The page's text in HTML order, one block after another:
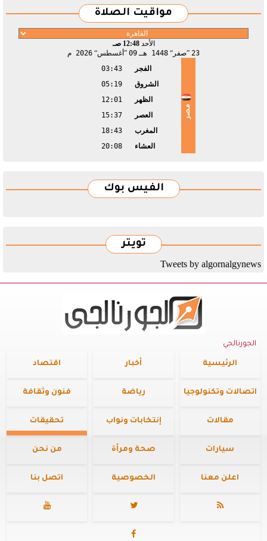
مواقيت الصلاة
الأحد12:48 صـ
23
صفر 1448 هـ 09 أغسطس 2026 م
مصر
الفجر
03:43
الشروق
05:19
الظهر
12:01
العصر
15:37
المغرب
18:43
العشاء
20:08
الفيس بوك
تويتر
Tweets by algornalgynews
الجورنالجي
الرئيسية أخبار اقتصاد
اتصالات وتكنولوجيا رياضة فنون وثقافة
مقالات إنتخابات ونواب تحقيقات
سيارات صحة ومرأة من نحن
اعلن معنا الخصوصية اتصل بنا



